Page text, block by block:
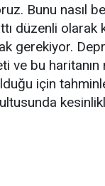
Bunu nasıl
düzenli
gerekiyor.
bu haritanın
için